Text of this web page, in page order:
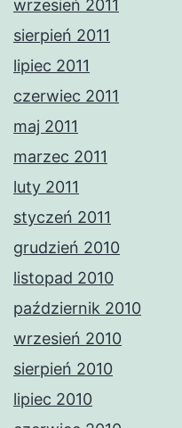
wrzesień 2011
sierpień 2011
lipiec 2011
czerwiec 2011
maj 2011
marzec 2011
luty 2011
styczeń 2011
grudzień 2010
listopad 2010
październik 2010
wrzesień 2010
sierpień 2010
lipiec 2010